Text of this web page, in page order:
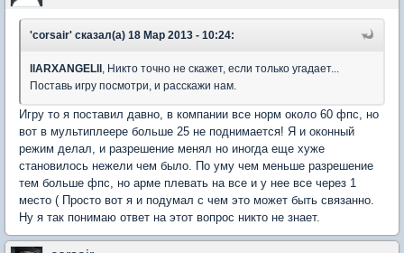
'corsair' сказал(а) 18 Мар 2013 - 10:24:
llARXANGELll , Никто точно не скажет, если только угадает...
Поставь игру посмотри, и расскажи нам.
Игру то я поставил давно, в компании все норм около 60 фпс, но
вот в мультиплеере больше 25 не поднимается! Я и оконный
режим делал, и разрешение менял но иногда еще хуже
становилось нежели чем было. По уму чем меньше разрешение
тем больше фпс, но арме плевать на все и у нее все через 1
место ( Просто вот я и подумал с чем это может быть связанно.
Ну я так понимаю ответ на этот вопрос никто не знает.